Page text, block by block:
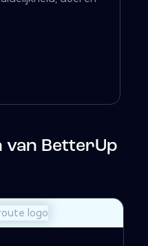
van BetterUp